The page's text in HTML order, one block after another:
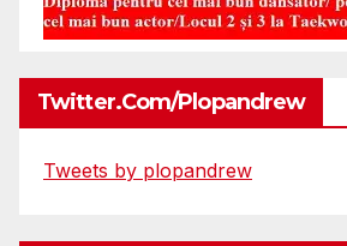
Twitter.com/plopandrew
Tweets by plopandrew